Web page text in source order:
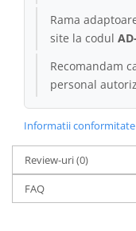
Rama
site la codul
Recomandam
personal
Informatii
Review-uri(0)
FAQ